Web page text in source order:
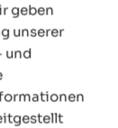
geben
unserer
und